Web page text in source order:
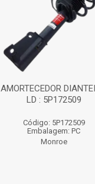
AMORTECEDOR
LD : 5P172509
Código: 5P172509
Embalagem: PC
Monroe